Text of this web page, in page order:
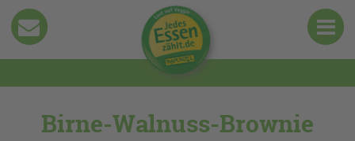
Birne-Walnuss-Brownie